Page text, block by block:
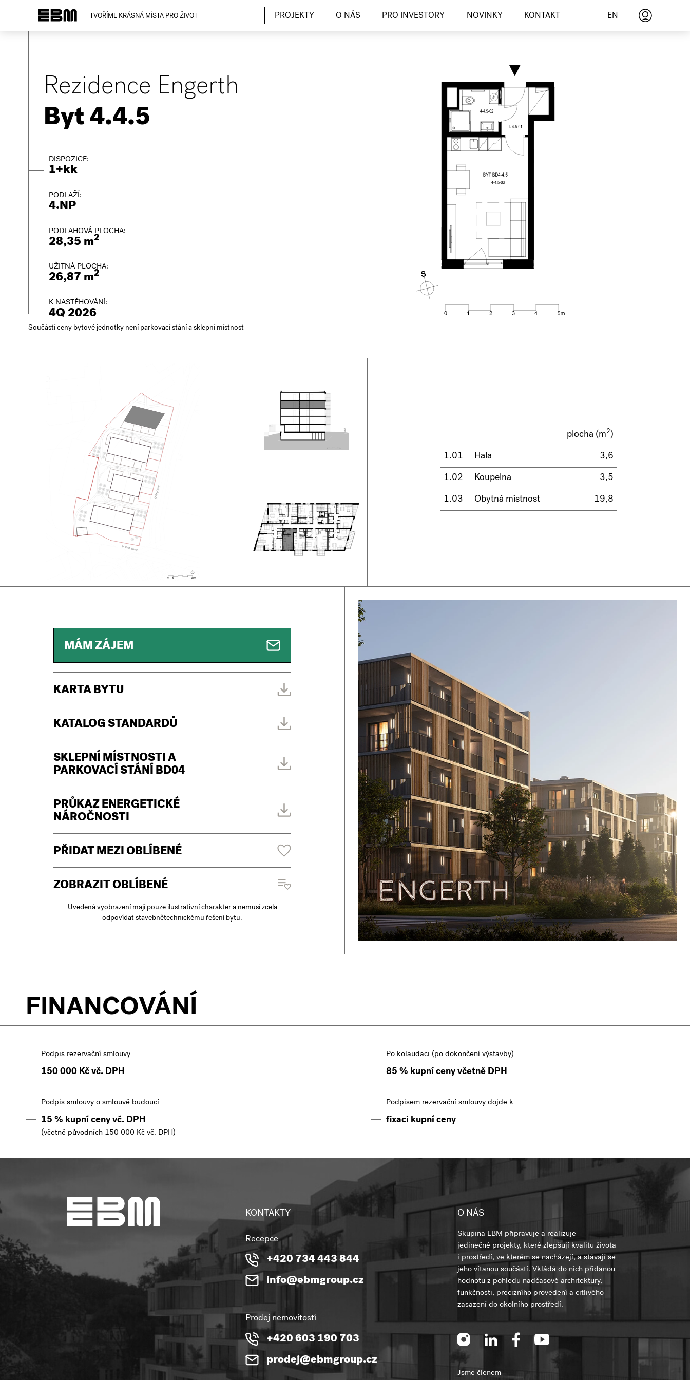
TVOŘÍME KRÁSNÁ MÍSTA PRO ŽIVOT PROJEKTY O NÁS PRO INVESTORY NOVINKY KONTAKT EN
Rezidence Engerth
Byt 4.4.5
DISPOZICE:
1+kk
PODLAŽÍ:
4.NP
PODLAHOVÁ PLOCHA:
28,35 m2
UŽITNÁ PLOCHA:
26,87 m2
K NASTĚHOVÁNÍ:
4Q 2026
Součástí ceny bytové jednotky není parkovací stání a sklepní místnost
MÁM ZÁJEM
KARTA BYTU
KATALOG STANDARDŮ
SKLEPNÍ MÍSTNOSTI A
PARKOVACÍ STÁNÍ BD04
PRŮKAZ ENERGETICKÉ
NÁROČNOSTI
PŘIDAT MEZI OBLÍBENÉ
ZOBRAZIT OBLÍBENÉ
Uvedená vyobrazení mají pouze ilustrativní charakter a nemusí zcela
odpovídat stavebnětechnickému řešení bytu.
plocha (m2)
1.01 Hala 3,6
1.02 Koupelna 3,5
1.03 Obytná místnost 19,8
FINANCOVÁNÍ
Podpis rezervační smlouvy
150 000 Kč vč. DPH
Podpis smlouvy o smlouvě budoucí
15 % kupní ceny vč. DPH
(včetně původních 150 000 Kč vč. DPH)
Po kolaudaci (po dokončení výstavby)
85 % kupní ceny včetně DPH
Podpisem rezervační smlouvy dojde k
fixaci kupní ceny
KONTAKTY
Recepce
+420 734 443 844
info@ebmgroup.cz
Prodej nemovitostí
+420 603 190 703
prodej@ebmgroup.cz
O NÁS
Skupina EBM připravuje a realizuje
jedinečné projekty, které zlepšují kvalitu života
i prostředí, ve kterém se nacházejí, a stávají se
jeho vítanou součástí. Vkládá do nich přidanou
hodnotu z pohledu nadčasové architektury,
funkčnosti, precizního provedení a citlivého
zasazení do okolního prostředí.
Jsme členem